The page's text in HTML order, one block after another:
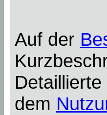
Auf der
dem